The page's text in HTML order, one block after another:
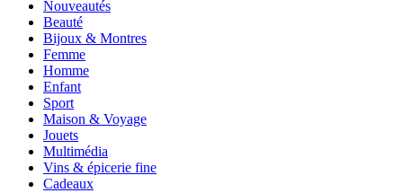
Nouveautés
Beauté
Bijoux & Montres
Femme
Homme
Enfant
Sport
Maison & Voyage
Jouets
Multimédia
Vins & épicerie fine
Cadeaux